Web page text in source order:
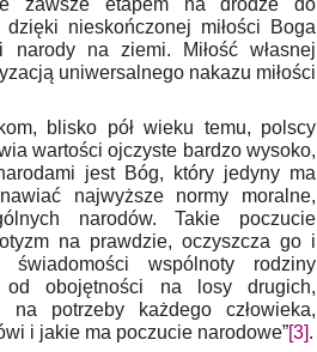
zawsze etapem na drodze do
nieskończonej miłości Boga
na ziemi. Miłość własnej
uniwersalnego nakazu miłości
blisko pół wieku temu, polscy
wartości ojczyste bardzo wysoko,
jest Bóg, który jedyny ma
najwyższe normy moralne,
narodów. Takie poczucie
na prawdzie, oczyszcza go i
świadomości wspólnoty rodziny
obojętności na losy drugich,
potrzeby każdego człowieka,
i jakie ma poczucie narodowe”[3].